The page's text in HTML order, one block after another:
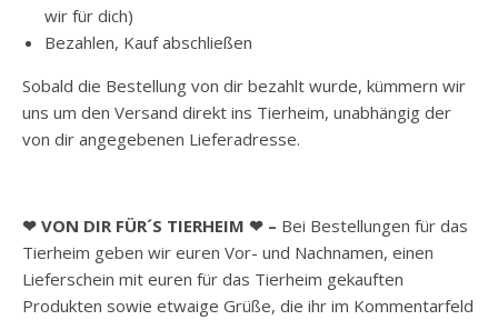
wir für dich)
Bezahlen, Kauf abschließen
Sobald die Bestellung von dir bezahlt wurde, kümmern wir
uns um den Versand direkt ins Tierheim, unabhängig der
von dir angegebenen Lieferadresse.
❤ VON DIR FÜR´S TIERHEIM ❤ – Bei Bestellungen für das
Tierheim geben wir euren Vor- und Nachnamen, einen
Lieferschein mit euren für das Tierheim gekauften
Produkten sowie etwaige Grüße, die ihr im Kommentarfeld